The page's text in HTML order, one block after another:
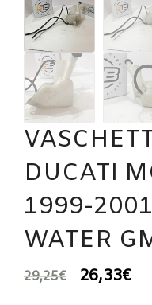
Note Generali
Carrello
Contatti
DUCATI
1999-
WATER
29,25€ 26,33€